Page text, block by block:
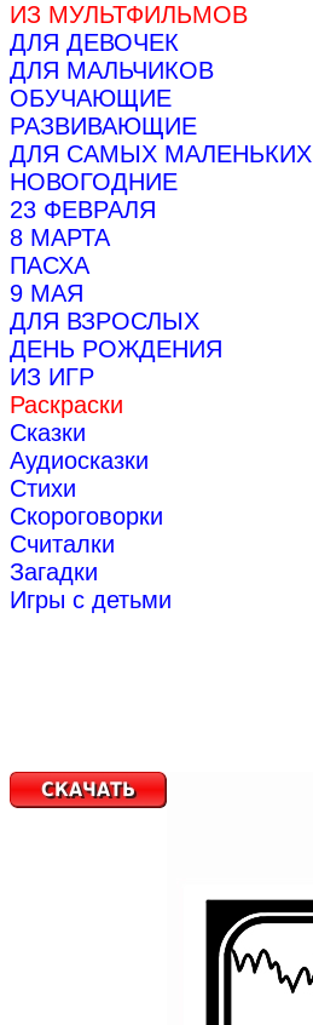
ИЗ МУЛЬТФИЛЬМОВ
ДЛЯ ДЕВОЧЕК
ДЛЯ МАЛЬЧИКОВ
ОБУЧАЮЩИЕ
РАЗВИВАЮЩИЕ
ДЛЯ САМЫХ МАЛЕНЬКИХ
НОВОГОДНИЕ
23 ФЕВРАЛЯ
8 МАРТА
ПАСХА
9 МАЯ
ДЛЯ ВЗРОСЛЫХ
ДЕНЬ РОЖДЕНИЯ
ИЗ ИГР
Раскраски
Сказки
Аудиосказки
Стихи
Скороговорки
Считалки
Загадки
Игры с детьми